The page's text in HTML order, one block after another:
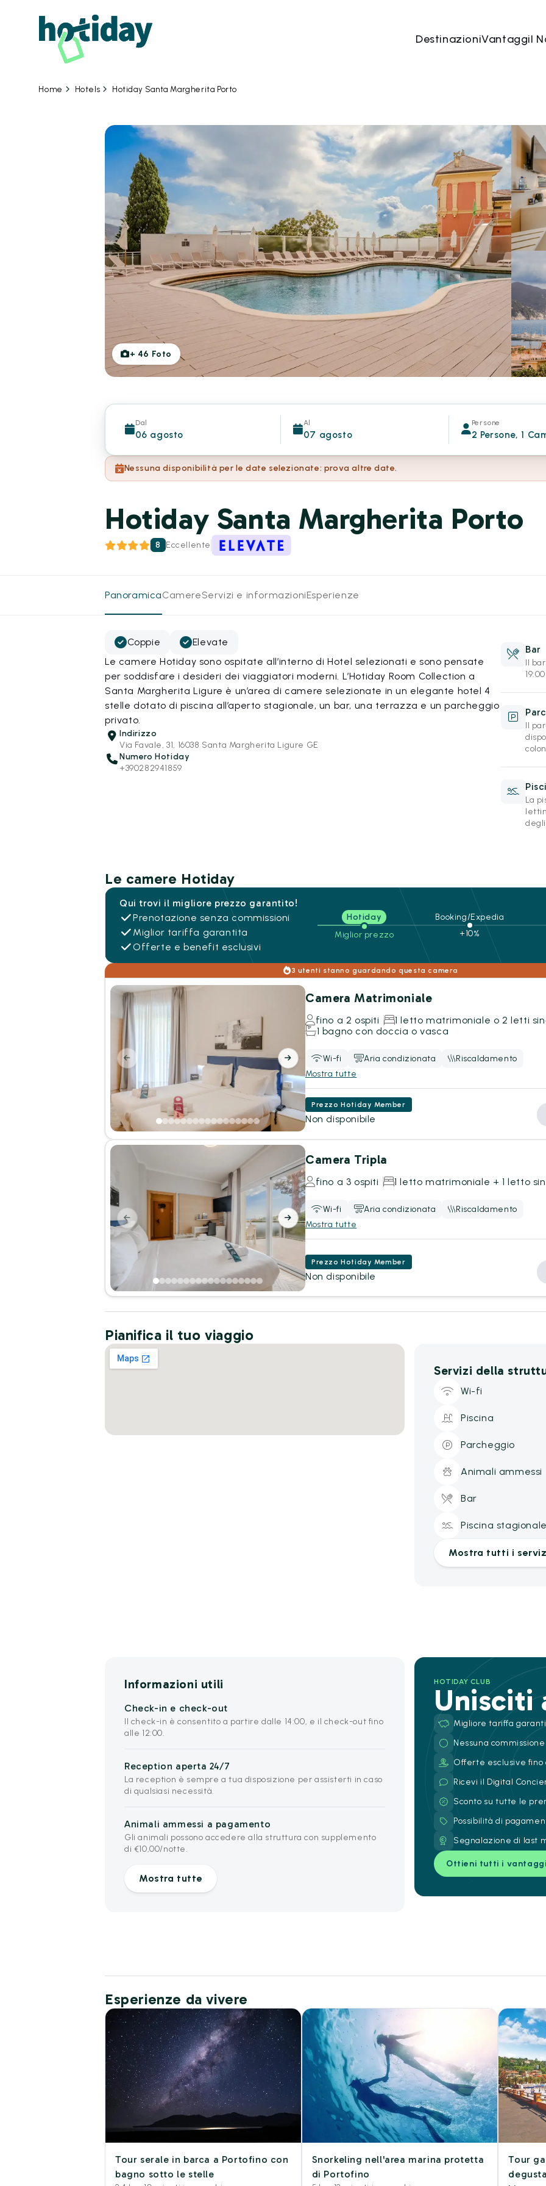
DestinazioniVantaggiI
Home Hotels Hotiday Santa Margherita Porto
+ 46 Foto
Dal
06 agosto
Al
07 agosto
Persone
2 Persone, 1
Nessuna disponibilità per le date selezionate: prova altre date.
Hotiday Santa Margherita Porto
8 Eccellente
PanoramicaCamereServizi e informazioniEsperienze
Coppie
Elevate
Le camere Hotiday sono ospitate all’interno di Hotel selezionati e sono pensate
per soddisfare i desideri dei viaggiatori moderni. L’Hotiday Room Collection a
Santa Margherita Ligure è un’area di camere selezionate in un elegante hotel 4
stelle dotato di piscina all’aperto stagionale, un bar, una terrazza e un parcheggio
privato.
Indirizzo
Via Favale, 31, 16038 Santa Margherita Ligure GE
Numero Hotiday
+390282941859
Bar
Il
Il
La
Le camere Hotiday
Qui trovi il migliore prezzo garantito!
Prenotazione senza commissioni
Miglior tariffa garantita
Offerte e benefit esclusivi
Hotiday
Miglior prezzo
Booking/Expedia
+10%
3 utenti stanno guardando questa camera
Camera Matrimoniale
fino a 2 ospiti
1 letto matrimoniale o 2 letti
1 bagno con doccia o vasca
Wi-fi Aria condizionata
Riscaldamento
Mostra tutte
Prezzo Hotiday Member
Non disponibile
Camera Tripla
fino a 3 ospiti 1 letto matrimoniale + 1 letto
Wi-fi Aria condizionata
Riscaldamento
Mostra tutte
Prezzo Hotiday Member
Non disponibile
Pianifica il tuo viaggio
Servizi della
Wi-fi
Piscina
Parcheggio
Animali ammessi
Bar
Piscina stagionale
Mostra tutti i
Informazioni utili
Check-in e check-out
Il check-in è consentito a partire dalle 14:00, e il check-out fino
alle 12:00.
Reception aperta 24/7
La reception è sempre a tua disposizione per assisterti in caso
di qualsiasi necessità.
Animali ammessi a pagamento
Gli animali possono accedere alla struttura con supplemento
di €10,00/notte.
Mostra tutte
HOTIDAY CLUB
Unisciti
Migliore tariffa
Nessuna commissione
Offerte esclusive fino
Ricevi il Digital
Sconto su tutte le
Possibilità di
Segnalazione di last
Ottieni tutti i
Esperienze da vivere
Tour serale in barca a Portofino con
bagno sotto le stelle
Snorkeling nell'area marina protetta
di Portofino
Tour